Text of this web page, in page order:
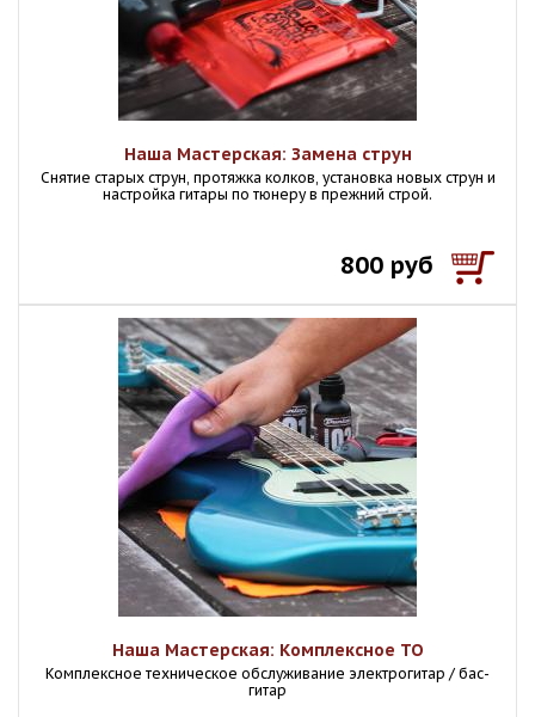
Наша Мастерская: Замена струн
Снятие старых струн, протяжка колков, установка новых струн и
настройка гитары по тюнеру в прежний строй.
800 руб
Наша Мастерская: Комплексное ТО
Комплексное техническое обслуживание электрогитар / бас-
гитар